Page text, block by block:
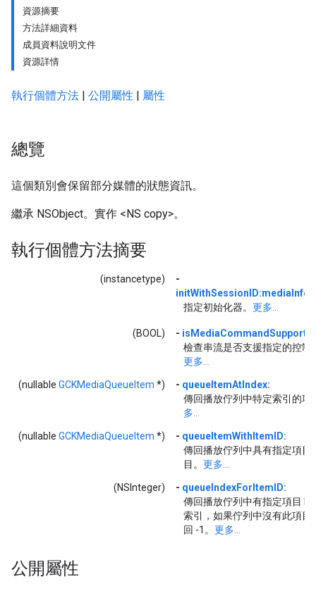
資源摘要
方法詳細資料
成員資料說明文件
資源詳情
執行個體方法 | 公開屬性 | 屬性
總覽
這個類別會保留部分媒體的狀態資訊。
繼承 NSObject。實作 <NS copy>。
執行個體方法摘要
(instancetype)
-
指定初始化器。 更多...
(BOOL) -
檢查串流是否支援指定的控制
更多...
(nullable GCKMediaQueueItem *) - queueItemAtIndex:
傳回播放佇列中特定索引的項
多...
(nullable GCKMediaQueueItem *) - queueItemWithItemID:
傳回播放佇列中具有指定項目
目。 更多...
(NSInteger) - queueIndexForItemID:
傳回播放佇列中有指定項目 ID
索引，如果佇列中沒有此項目
回 -1。 更多...
公開屬性